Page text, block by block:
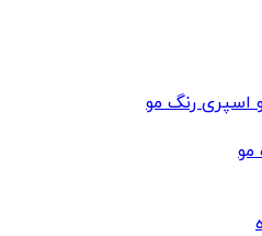
اسپری رنگ مو
مو